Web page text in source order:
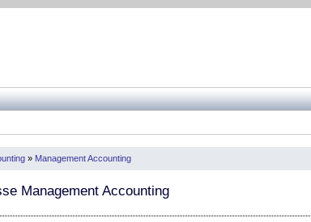
» Management Accounting
Management Accounting